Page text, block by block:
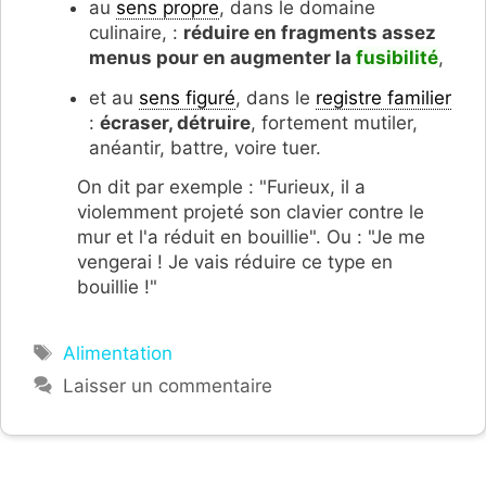
au sens propre, dans le domaine
culinaire, : réduire en fragments assez
menus pour en augmenter la fusibilité,
et au sens figuré, dans le registre familier
: écraser, détruire, fortement mutiler,
anéantir, battre, voire tuer.
On dit par exemple : "Furieux, il a
violemment projeté son clavier contre le
mur et l'a réduit en bouillie". Ou : "Je me
vengerai ! Je vais réduire ce type en
bouillie !"
Étiquettes
Alimentation
Laisser un commentaire